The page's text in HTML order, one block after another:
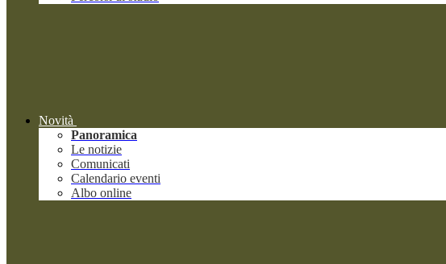
Novità
Panoramica
Le notizie
Comunicati
Calendario eventi
Albo online